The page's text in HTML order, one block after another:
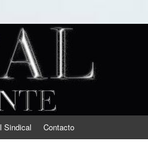
Sindical Contacto